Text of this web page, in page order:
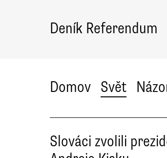
Deník Referendum
Domov Svět
Slováci zvolili